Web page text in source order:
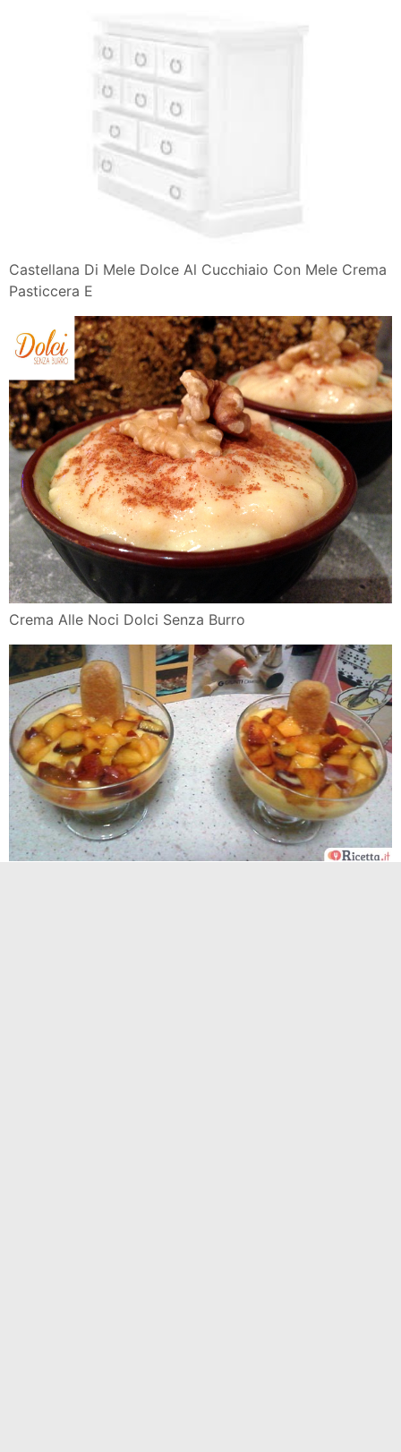
Castellana Di Mele Dolce Al Cucchiaio Con Mele Crema
Pasticcera E
Crema Alle Noci Dolci Senza Burro